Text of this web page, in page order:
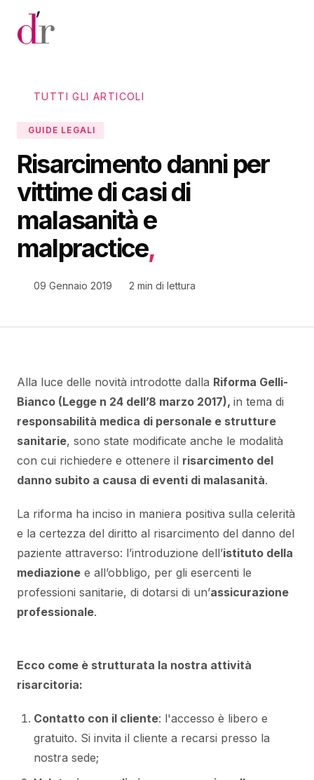
Vai al contenuto principale
TUTTI GLI ARTICOLI
GUIDE LEGALI
Risarcimento danni per
vittime di casi di
malasanità e
malpractice,
09 Gennaio 2019 2 min di lettura
Alla luce delle novità introdotte dalla Riforma Gelli-
Bianco (Legge n 24 dell’8 marzo 2017), in tema di
responsabilità medica di personale e strutture
sanitarie, sono state modificate anche le modalità
con cui richiedere e ottenere il risarcimento del
danno subito a causa di eventi di malasanità.
La riforma ha inciso in maniera positiva sulla celerità
e la certezza del diritto al risarcimento del danno del
paziente attraverso: l’introduzione dell’istituto della
mediazione e all’obbligo, per gli esercenti le
professioni sanitarie, di dotarsi di un’assicurazione
professionale.
Ecco come è strutturata la nostra attività
risarcitoria:
Contatto con il cliente: l'accesso è libero e
gratuito. Si invita il cliente a recarsi presso la
nostra sede;